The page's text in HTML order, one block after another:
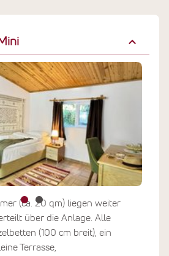
(ca. 20 qm) liegen weiter
über die Anlage. Alle
(100 cm breit), ein
Terrasse,